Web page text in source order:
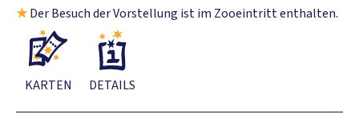
★Der Besuch der Vorstellung ist im Zooeintritt enthalten.
KARTEN DETAILS